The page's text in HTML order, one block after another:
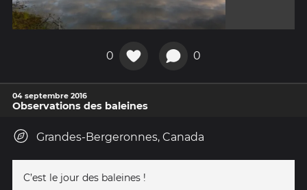
0 0
04 septembre 2016
Observations des baleines
Grandes-Bergeronnes, Canada
C’est le jour des baleines !